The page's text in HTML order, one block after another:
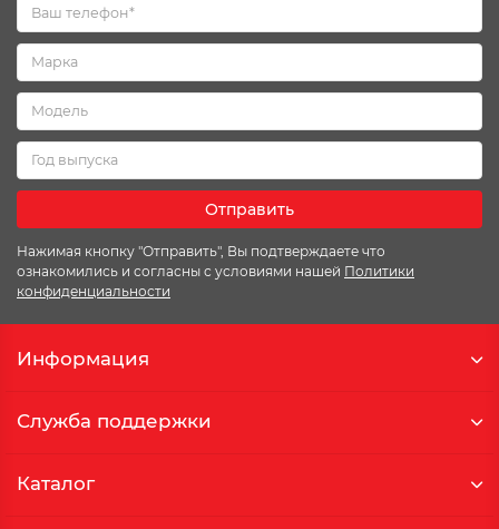
Отправить
Нажимая кнопку "Отправить", Вы подтверждаете что
ознакомились и согласны с условиями нашей Политики
конфиденциальности
Информация
Служба поддержки
Каталог